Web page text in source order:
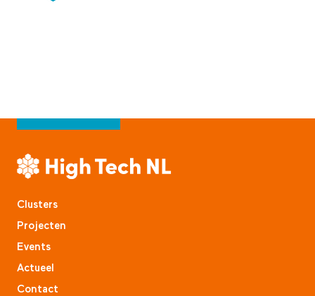
Clusters
Projecten
Events
Actueel
Contact